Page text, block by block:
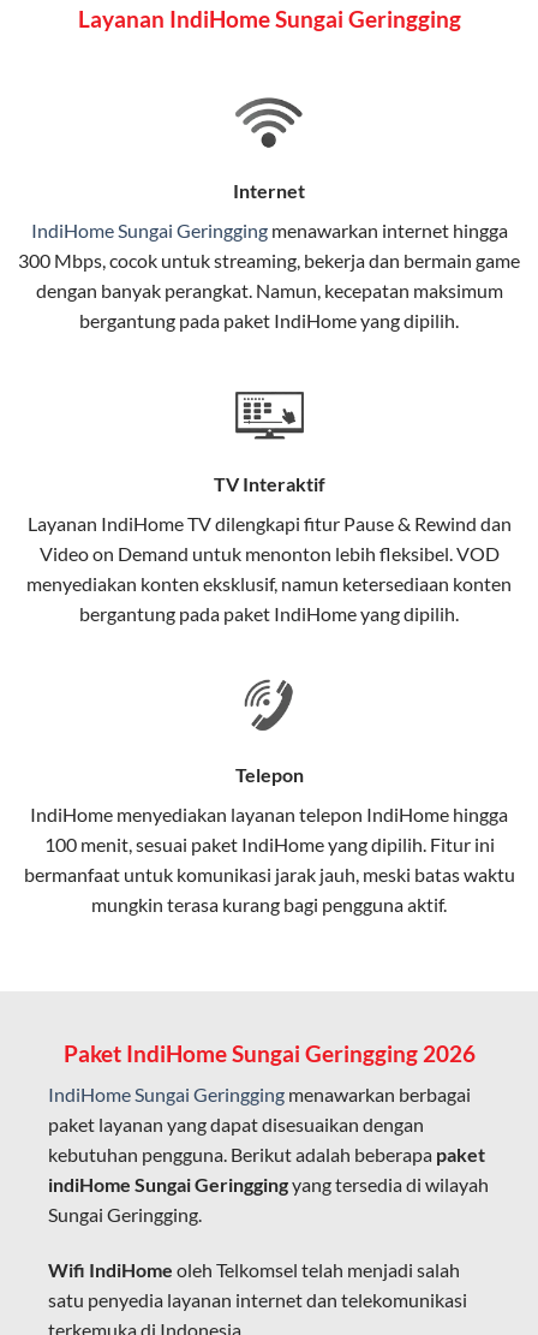
pengguna rumah dan bisnis.
stabil, dan memiliki berbagai pilihan paket IndiHome
Selain internet, layanan IndiHome juga mencakup TV
interaktif (IndiHome TV) dan telepon rumah dalam
satu paket.
Teknologi di Balik WiFi IndiHome
Wifi IndiHome menggunakan teknologi Fiber To The
menggunakan kabel serat optik hingga ke rumah
pelanggan. Teknologi ini memiliki beberapa
keunggulan:
Kecepatan Tinggi
dibandingkan kabel tembaga atau DSL.
elektromagnetik, sehingga koneksi tetap lancar.
Latensi Rendah
Cocok untuk aktivitas yang membutuhkan koneksi
Mampu menangani banyak perangkat sekaligus tanpa
Dengan teknologi ini, IndiHome memberikan pengalaman
internet yang lebih baik bagi pengguna untuk bekerja,
belajar, dan hiburan di rumah.
IndiHome sering disebut sebagai WiFi IndiHome karena
fiber optic dapat dikoneksikan melalui perangkat router
WiFi.
Layanan IndiHome Sungai Geringging
Internet
IndiHome Sungai Geringgingmenawarkan internethingga
300 Mbps, cocok untuk streaming, bekerja dan bermain game
dengan banyak perangkat. Namun, kecepatan maksimum
bergantung pada paket IndiHome yang dipilih.
TV Interaktif
Layanan IndiHome TVdilengkapi fitur Pause & Rewind dan
Video on Demand untuk menonton lebih fleksibel. VOD
menyediakan konten eksklusif, namun ketersediaan konten
bergantung pada paket IndiHome yang dipilih.
Telepon
IndiHome menyediakan layanan telepon IndiHome hingga
100 menit, sesuai paket IndiHome yang dipilih. Fitur ini
bermanfaat untuk komunikasi jarak jauh, meski batas waktu
mungkin terasa kurang bagi pengguna aktif.
Paket IndiHome Sungai Geringging 2026
IndiHome Sungai Geringging menawarkan berbagai
paket layanan yang dapat disesuaikan dengan
kebutuhan pengguna. Berikut adalah beberapa paket
indiHome Sungai Geringgingyang tersedia di wilayah
Sungai Geringging.
Wifi IndiHome oleh Telkomsel telah menjadi salah
satu penyedia layanan internet dan telekomunikasi
terkemuka di Indonesia.